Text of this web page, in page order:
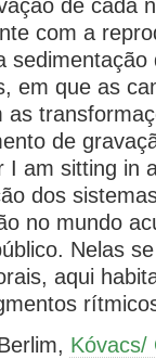
de cada
com a
em que as
as
de
I am sitting in
dos
no mundo
Nelas
aqui
Kóvacs/